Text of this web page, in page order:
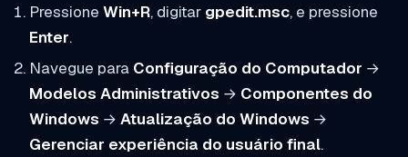
Pressione Win+R, digitar gpedit.msc, e pressione
Enter.
Navegue para Configuração do Computador →
Modelos Administrativos → Componentes do
Windows → Atualização do Windows →
Gerenciar experiência do usuário final.